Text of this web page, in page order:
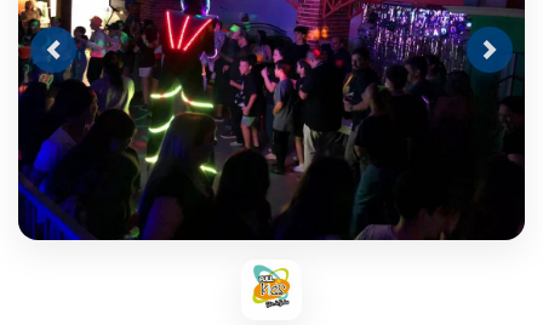
Previous Next